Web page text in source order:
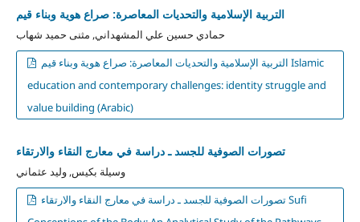
التربية الإسلامية والتحديات المعاصرة: صراع هوية وبناء قيم
حمادي حسين علي المشهداني, مثنى حميد شهاب
education and contemporary challenges: identity struggle and
value building (Arabic)
تصورات الصوفية للجسد ـ دراسة في معارج النقاء والارتقاء
وسيلة بكيس, وليد عثماني